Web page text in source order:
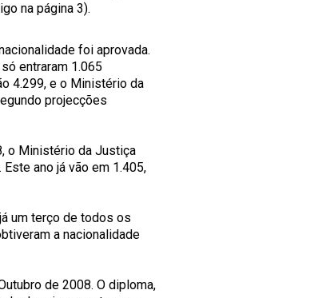
na página 3).
foi aprovada.
entraram 1.065
4.299, e o Ministério da
projecções
o Ministério da Justiça
ano já vão em 1.405,
um terço de todos os
a nacionalidade
de 2008. O diploma,